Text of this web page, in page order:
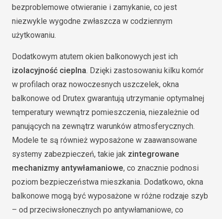
bezproblemowe otwieranie i zamykanie, co jest
niezwykle wygodne zwłaszcza w codziennym
użytkowaniu.
Dodatkowym atutem okien balkonowych jest ich
izolacyjność cieplna. Dzięki zastosowaniu kilku komór
w profilach oraz nowoczesnych uszczelek, okna
balkonowe od Drutex gwarantują utrzymanie optymalnej
temperatury wewnątrz pomieszczenia, niezależnie od
panujących na zewnątrz warunków atmosferycznych.
Modele te są również wyposażone w zaawansowane
systemy zabezpieczeń, takie jak zintegrowane
mechanizmy antywłamaniowe, co znacznie podnosi
poziom bezpieczeństwa mieszkania. Dodatkowo, okna
balkonowe mogą być wyposażone w różne rodzaje szyb
– od przeciwsłonecznych po antywłamaniowe, co